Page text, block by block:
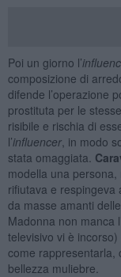
Poi un giorno l’
composizione di
difende l’operazione
prostituta per le
risibile e rischia di
l’influencer, in modo
stata omaggiata.
modella una
rifiutava e respingeva
da masse amanti
Madonna non manca
televisivo vi è
come rappresentarla,
bellezza muliebre.